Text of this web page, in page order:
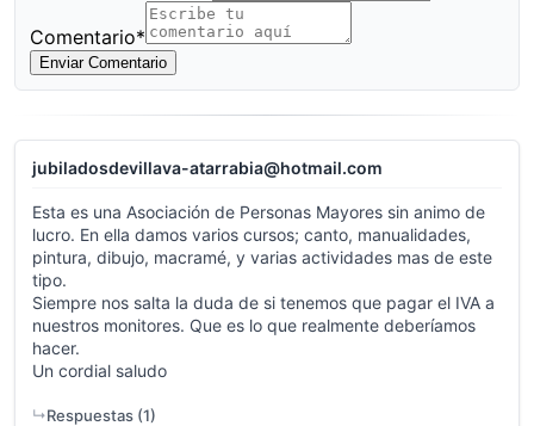
Comentario*
Enviar Comentario
jubiladosdevillava-atarrabia@hotmail.com
Esta es una Asociación de Personas Mayores sin animo de
lucro. En ella damos varios cursos; canto, manualidades,
pintura, dibujo, macramé, y varias actividades mas de este
tipo.
Siempre nos salta la duda de si tenemos que pagar el IVA a
nuestros monitores. Que es lo que realmente deberíamos
hacer.
Un cordial saludo
Respuestas (1)